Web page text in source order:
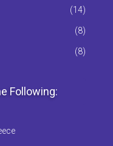
(14)
(8)
(8)
Following: